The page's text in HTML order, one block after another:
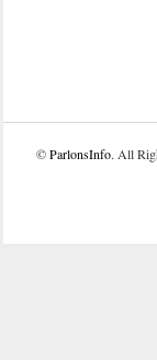
©ParlonsInfo. All